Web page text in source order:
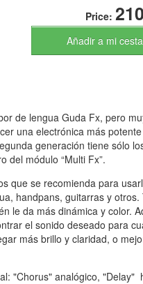
Price:
Añadir a mi cesta
de lengua Guda Fx, pero
una electrónica más
generación tiene sólo
del módulo “Multi Fx”.
que se recomienda para
handpans, guitarras y otros.
le da más dinámica y color.
el sonido deseado para
más brillo y claridad, o
"Chorus" analógico, "Delay"